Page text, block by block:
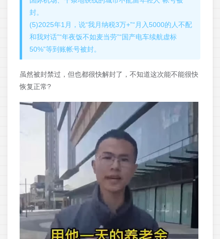
封。
(5)2025年1月，说“我月纳税3万+”“月入5000的人不配
和我对话”“年夜饭不如麦当劳”“国产电车续航虚标
50%”等到账帐号被封。
虽然被封禁过，但也都很快解封了，不知道这次能不能很快
恢复正常?